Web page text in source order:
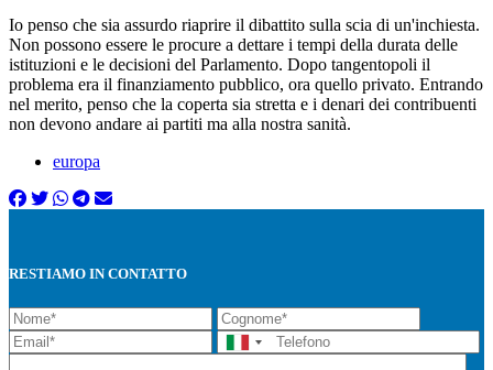
Io penso che sia assurdo riaprire il dibattito sulla scia di un'inchiesta.
Non possono essere le procure a dettare i tempi della durata delle
istituzioni e le decisioni del Parlamento. Dopo tangentopoli il
problema era il finanziamento pubblico, ora quello privato. Entrando
nel merito, penso che la coperta sia stretta e i denari dei contribuenti
non devono andare ai partiti ma alla nostra sanità.
europa
RESTIAMO IN CONTATTO